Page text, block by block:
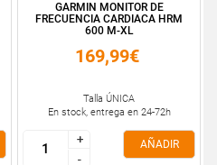
GARMIN MONITOR DE
FRECUENCIA CARDIACA HRM
600 M-XL
169,99€
Talla ÚNICA
En stock, entrega en 24-72h
+
-
+
-
AÑADIR